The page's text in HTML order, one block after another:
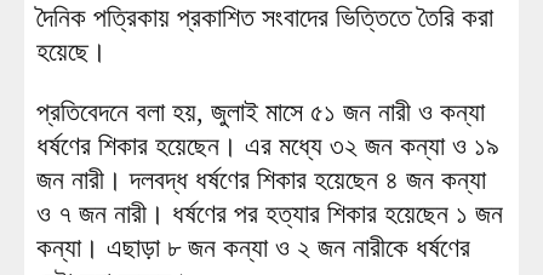
দৈনিক পত্রিকায় প্রকাশিত সংবাদের ভিত্তিতে তৈরি করা
হয়েছে।
প্রতিবেদনে বলা হয়, জুলাই মাসে ৫১ জন নারী ও কন্যা
ধর্ষণের শিকার হয়েছেন। এর মধ্যে ৩২ জন কন্যা ও ১৯
জন নারী। দলবদ্ধ ধর্ষণের শিকার হয়েছেন ৪ জন কন্যা
ও ৭ জন নারী। ধর্ষণের পর হত্যার শিকার হয়েছেন ১ জন
কন্যা। এছাড়া ৮ জন কন্যা ও ২ জন নারীকে ধর্ষণের